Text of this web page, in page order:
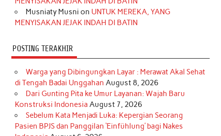
Musniaty Musni on UNTUK MEREKA, YANG
MENYISAKAN JEJAK INDAH DI BATIN
POSTING TERAKHIR
Warga yang Dibingungkan Layar : Merawat Akal Sehat
di Tengah Badai Unggahan August 8, 2026
Dari Gunting Pita ke Umur Layanan: Wajah Baru
Konstruksi Indonesia August 7, 2026
Sebelum Kata Menjadi Luka: Kepergian Seorang
Pasien BPJS dan Panggilan ‘Einfühlung’ bagi Nakes